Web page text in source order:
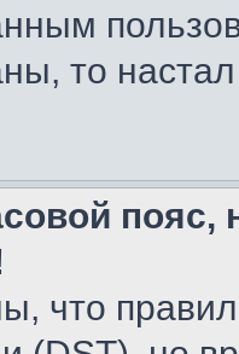
то
пояс,
что